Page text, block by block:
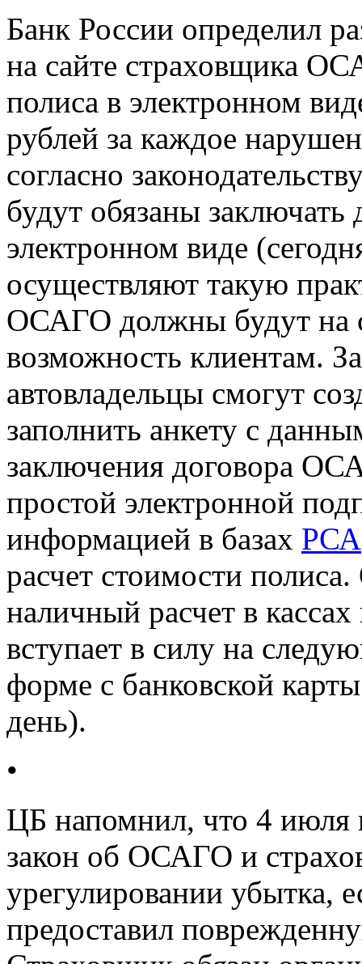
Банк России определил
на сайте страховщика
полиса в электронном
рублей за каждое
согласно
будут обязаны
электронном виде
осуществляют такую
ОСАГО должны будут на
возможность клиентам.
автовладельцы смогут
заполнить анкету с
заключения договора
простой электронной
информацией в базах РСА
расчет стоимости
наличный расчет в
вступает в силу на
форме с банковской
день).
•
ЦБ напомнил, что 4 июля
закон об ОСАГО и
урегулировании убытка,
предоставил